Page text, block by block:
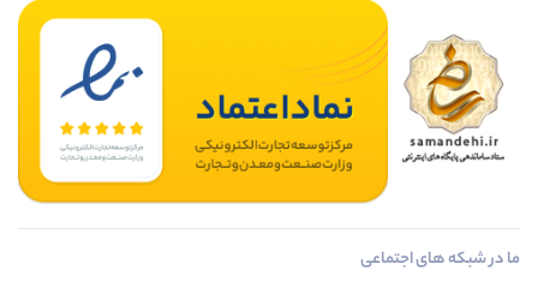
ما در شبکه های اجتماعی